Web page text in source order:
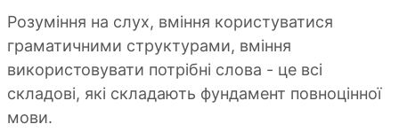
Розуміння на слух, вміння користуватися
граматичними структурами, вміння
використовувати потрібні слова - це всі
складові, які складають фундамент повноцінної
мови.